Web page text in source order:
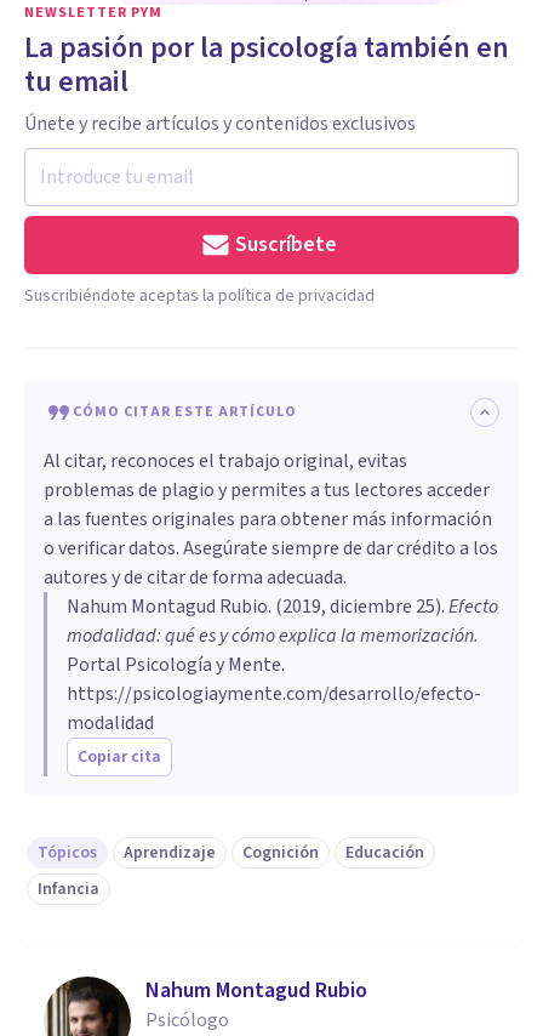
NEWSLETTER PYM
La pasión por la psicología también en
tu email
Únete y recibe artículos y contenidos exclusivos
Suscríbete
Suscribiéndote aceptas la política de privacidad
CÓMO CITAR ESTE ARTÍCULO
Al citar, reconoces el trabajo original, evitas
problemas de plagio y permites a tus lectores acceder
a las fuentes originales para obtener más información
o verificar datos. Asegúrate siempre de dar crédito a los
autores y de citar de forma adecuada.
Nahum Montagud Rubio. (2019, diciembre 25).Efecto
modalidad: qué es y cómo explica la memorización.
Portal Psicología y Mente.
https://psicologiaymente.com/desarrollo/efecto-
modalidad
Copiar cita
Tópicos Aprendizaje Cognición
Educación
Infancia
Nahum Montagud Rubio
Psicólogo